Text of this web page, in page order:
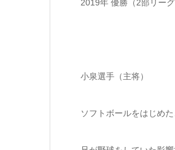
2019年 優勝（2部リーグ
小泉選手（主将）
ソフトボールをはじめ